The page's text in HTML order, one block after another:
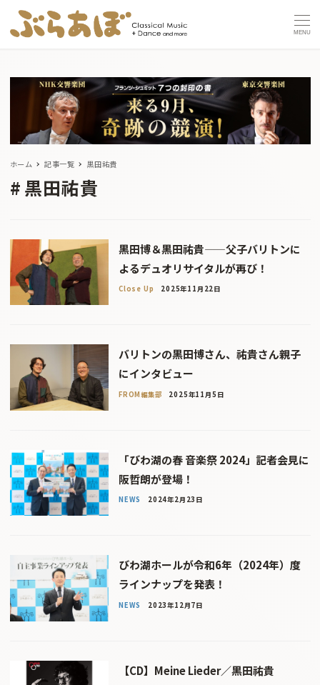
MENU
ホーム 記事一覧 黒田祐貴
黒田祐貴
黒田博＆黒田祐貴——父子バリトンに
よるデュオリサイタルが再び！
Close Up 2025年11月22日
バリトンの黒田博さん、祐貴さん親子
にインタビュー
FROM編集部 2025年11月5日
「びわ湖の春 音楽祭 2024」記者会見に
阪哲朗が登場！
NEWS 2024年2月23日
びわ湖ホールが令和6年（2024年）度
ラインナップを発表！
NEWS 2023年12月7日
【CD】Meine Lieder／黒田祐貴